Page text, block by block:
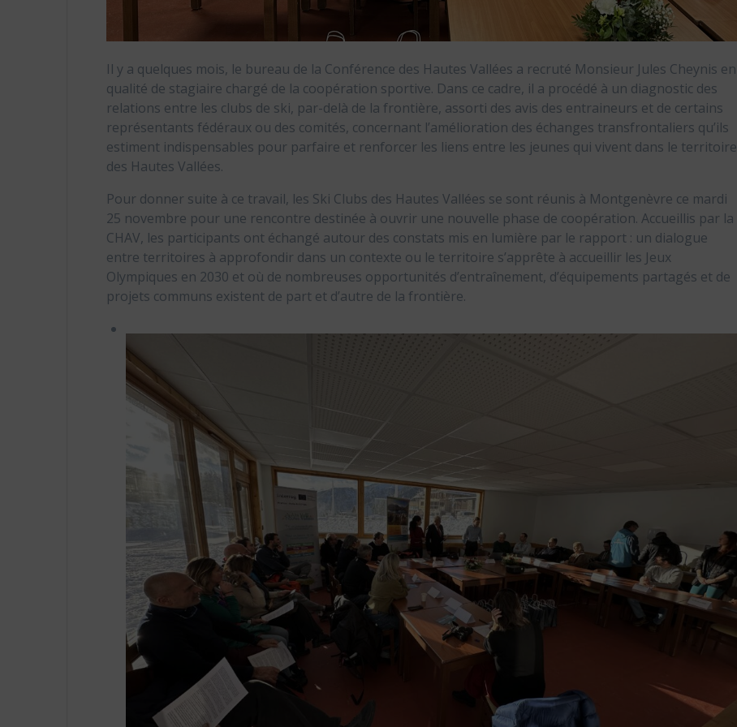
Il y a quelques mois, le bureau de la Conférence des Hautes Vallées a recruté Monsieur Jules Cheynis en
qualité de stagiaire chargé de la coopération sportive. Dans ce cadre, il a procédé à un diagnostic des
relations entre les clubs de ski, par-delà de la frontière, assorti des avis des entraineurs et de certains
représentants fédéraux ou des comités, concernant l’amélioration des échanges transfrontaliers qu’ils
estiment indispensables pour parfaire et renforcer les liens entre les jeunes qui vivent dans le territoire
des Hautes Vallées.
Pour donner suite à ce travail, les Ski Clubs des Hautes Vallées se sont réunis à Montgenèvre ce mardi
25 novembre pour une rencontre destinée à ouvrir une nouvelle phase de coopération. Accueillis par la
CHAV, les participants ont échangé autour des constats mis en lumière par le rapport : un dialogue
entre territoires à approfondir dans un contexte ou le territoire s’apprête à accueillir les Jeux
Olympiques en 2030 et où de nombreuses opportunités d’entraînement, d’équipements partagés et de
projets communs existent de part et d’autre de la frontière.